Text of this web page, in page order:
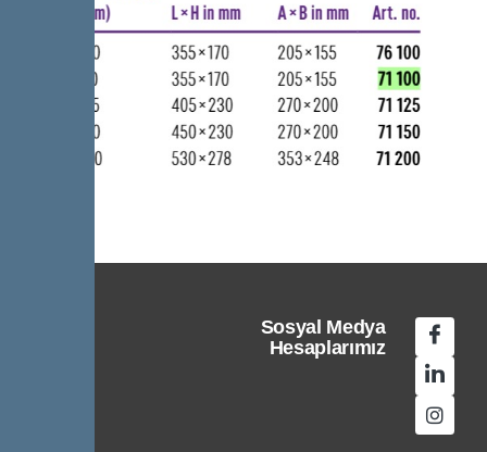
Sosyal Medya
Hesaplarımız